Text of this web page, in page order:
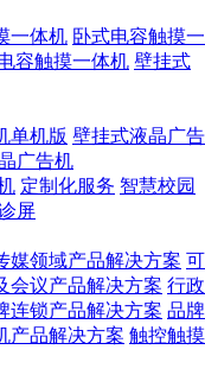
一体机 卧式电容触摸一
容触摸一体机 壁挂式
单机版 壁挂式液晶广告
广告机
定制化服务 智慧校园
屏
媒领域产品解决方案 可
会议产品解决方案 行政
连锁产品解决方案 品牌
产品解决方案 触控触摸